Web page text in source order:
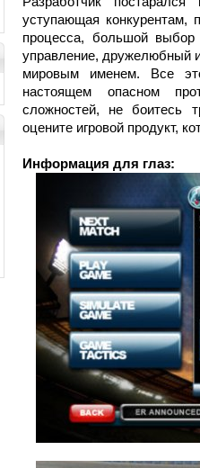
уступающая конкурентам,
процесса, большой выбор
управление, дружелюбный
мировым именем. Все
настоящем опасном
сложностей, не боитесь
оцените игровой продукт,
Информация для глаз: